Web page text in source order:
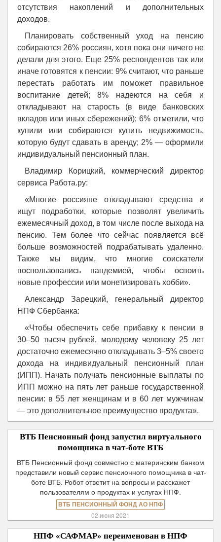
отсутствия накоплений и дополнительных
доходов.
Планировать собственный уход на пенсию
собираются 26% россиян, хотя пока они ничего не
делали для этого. Еще 25% респондентов так или
иначе готовятся к пенсии: 9% считают, что раньше
перестать работать им поможет правильное
воспитание детей; 8% надеются на себя и
откладывают на старость (в виде банковских
вкладов или иных сбережений); 6% отметили, что
купили или собираются купить недвижимость,
которую будут сдавать в аренду; 2% — оформили
индивидуальный пенсионный план.
Владимир Корицкий, коммерческий директор
сервиса Работа.ру:
«Многие россияне откладывают средства и
ищут подработки, которые позволят увеличить
ежемесячный доход, в том числе после выхода на
пенсию. Тем более что сейчас появляется всё
больше возможностей подрабатывать удаленно.
Также мы видим, что многие соискатели
воспользовались пандемией, чтобы освоить
новые профессии или монетизировать хобби».
Александр Зарецкий, генеральный директор
НПФ Сбербанка:
«Чтобы обеспечить себе прибавку к пенсии в
30–50 тысяч рублей, молодому человеку 25 лет
достаточно ежемесячно откладывать 3–5% своего
дохода на индивидуальный пенсионный план
(ИПП). Начать получать пенсионные выплаты по
ИПП можно на пять лет раньше государственной
пенсии: в 55 лет женщинам и в 60 лет мужчинам
— это дополнительное преимущество продукта».
ВТБ Пенсионный фонд запустил виртуального
помощника в чат-боте ВТБ
ВТБ Пенсионный фонд совместно с материнским банком
представили новый сервис пенсионного помощника в чат-
боте ВТБ. Робот ответит на вопросы и расскажет
пользователям о продуктах и услугах НПФ.
ВТБ ПЕНСИОННЫЙ ФОНД АО НПФ
02 июня 2021
НПФ «САФМАР» переименован в НПФ